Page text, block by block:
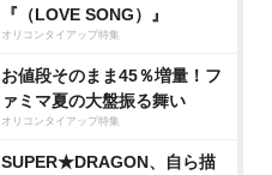
『（LOVE SONG）』
オリコンタイアップ特集
お値段そのまま45％増量！フ
ァミマ夏の大盤振る舞い
オリコンタイアップ特集
SUPER★DRAGON、自ら描